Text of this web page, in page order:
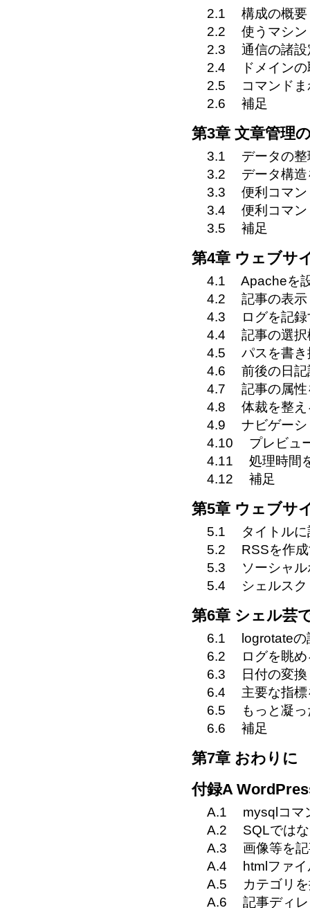
2.1
構成の概要
2.2
使うマシ
2.3
通信の諸設
2.4
ドメイン
2.5
コマンド
2.6
補足
第3章 文章管理
3.1
データの
3.2
データ構
3.3
便利コマ
3.4
便利コマ
3.5
補足
第4章 ウェブサ
4.1
Apacheを
4.2
記事の表示
4.3
ログを記
4.4
記事の選
4.5
パスを書
4.6
前後の日
4.7
記事の属
4.8
体裁を整え
4.9
ナビゲー
4.10
プレビュ
4.11
処理時間
4.12
補足
第5章 ウェブサ
5.1
タイトル
5.2
RSSを作
5.3
ソーシャ
5.4
シェルス
第6章 シェル芸
6.1
logrotateの
6.2
ログを眺
6.3
日付の変換
6.4
主要な指
6.5
もっと凝
6.6
補足
第7章 おわりに
付録A
A.1
mysqlコマ
A.2
SQLでは
A.3
画像等を
A.4
htmlファ
A.5
カテゴリ
A.6
記事ディ